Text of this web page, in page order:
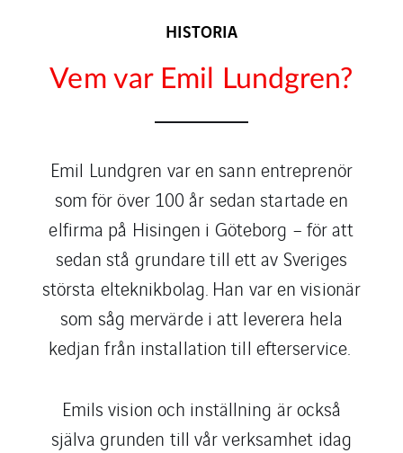
HISTORIA
Vem var Emil Lundgren?​
Emil Lundgren var en sann entreprenör
som för över 100 år sedan startade en
elfirma på Hisingen i Göteborg – för att
sedan stå grundare till ett av Sveriges
största elteknikbolag. Han var en visionär
som såg mervärde i att leverera hela
kedjan från installation till efterservice. ​
Emils vision och inställning är också
själva grunden till vår verksamhet idag